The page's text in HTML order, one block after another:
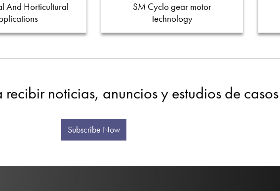
And Horticultural
SM Cyclo gear motor
technology
recibir noticias, anuncios y estudios de casos
Subscribe Now